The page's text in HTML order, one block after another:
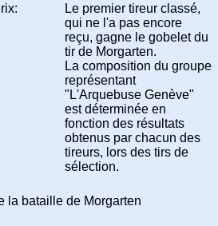
Le premier tireur classé,
qui ne l'a pas encore
reçu, gagne le gobelet du
tir de Morgarten.
La composition du groupe
représentant
"L'Arquebuse Genève"
est déterminée en
fonction des résultats
obtenus par chacun des
tireurs, lors des tirs de
sélection.
la bataille de Morgarten